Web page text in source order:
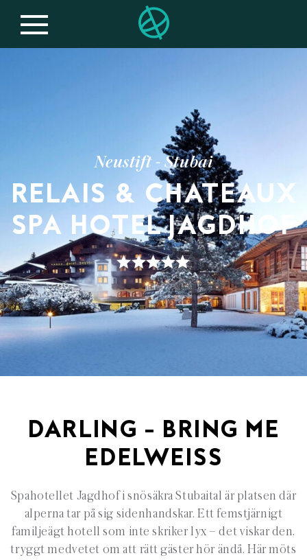
Neustift - Stubai
RELAIS & CHATEAUX
SPA HOTEL JAGDHOF
DARLING – BRING ME
EDELWEISS
Spahotellet Jagdhofi snösäkraStubaital är platsen där
alperna tar på sig sidenhandskar. Ett femstjärnigt
familjeägt hotell som inte skriker lyx– det viskar den,
tryggt medvetet om att rätt gäster hör ändå. Här möts